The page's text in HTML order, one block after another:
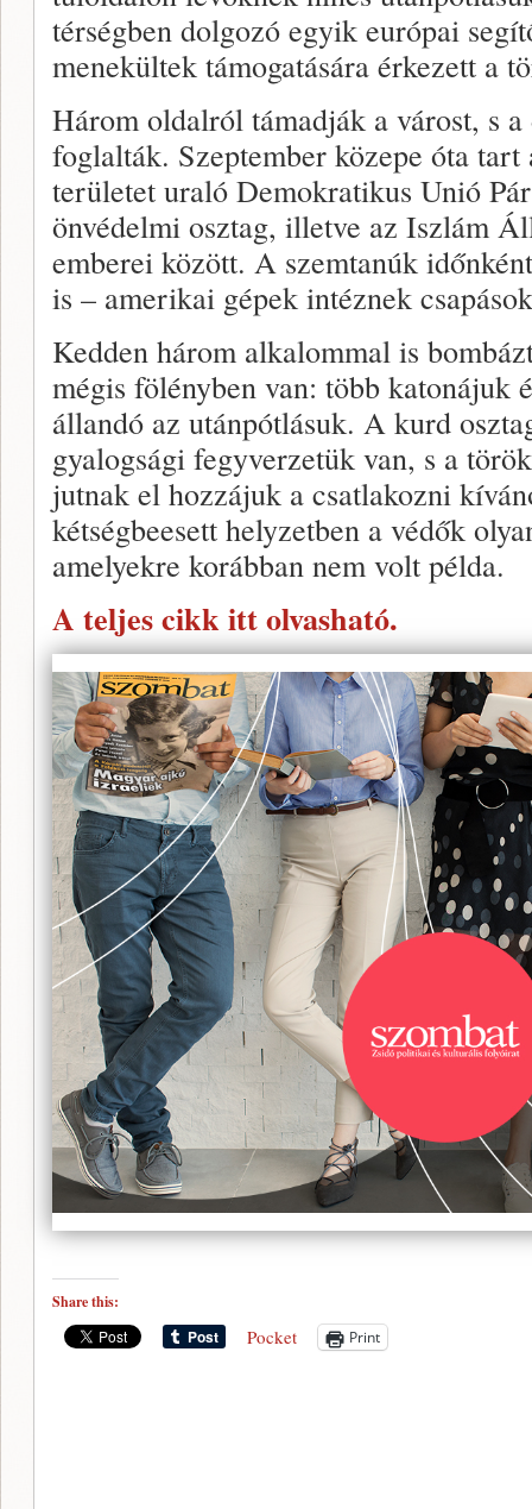
térségben dolgozó egyik európai
menekültek támogatására érkezett a
Három oldalról támadják a várost, s
foglalták. Szeptember közepe óta
területet uraló Demokratikus Unió
önvédelmi osztag, illetve az Iszlám
emberei között. A szemtanúk
is – amerikai gépek intéznek
Kedden három alkalommal is
mégis fölényben van: több katonájuk
állandó az utánpótlásuk. A kurd
gyalogsági fegyverzetük van, s a
jutnak el hozzájuk a csatlakozni
kétségbeesett helyzetben a védők
amelyekre korábban nem volt példa.
A teljes cikk itt olvasható.
Share this:
Pocket Print